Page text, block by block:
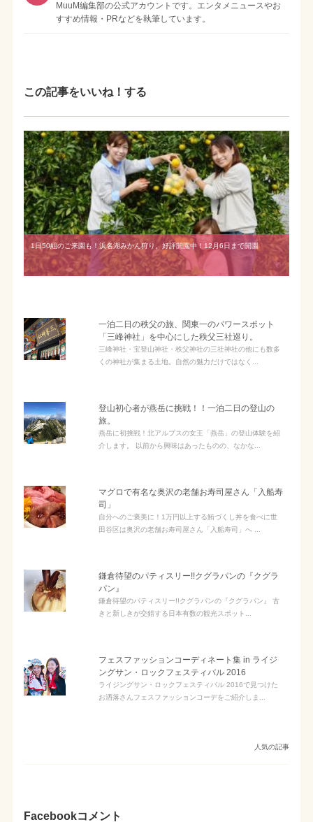
MuuM編集部の公式アカウントです。エンタメニュースやお
すすめ情報・PRなどを執筆しています。
この記事をいいね！する
1日50組のご来園も！浜名湖みかん狩り。好評開園中！12月6日まで開園
一泊二日の秩父の旅、関東一のパワースポット
「三峰神社」を中心にした秩父三社巡り。
三峰神社・宝登山神社・秩父神社の三社神社の他にも数多
くの神社が集まる土地。自然の魅力だけではなく...
登山初心者が燕岳に挑戦！！一泊二日の登山の
旅。
燕岳に初挑戦！北アルプスの女王「燕岳」の登山体験を紹
介します。 以前から興味はあったものの、なかな...
マグロで有名な奥沢の老舗お寿司屋さん「入船寿
司」
自分へのご褒美に！1万円以上する鮪づくし丼を食べに世
田谷区は奥沢の老舗お寿司屋さん「入船寿司」へ ...
鎌倉待望のパティスリー!!クグラパンの『クグラ
パン』
鎌倉待望のパティスリー!!クグラパンの『クグラパン』 古
きと新しきが交錯する日本有数の観光スポット...
フェスファッションコーディネート集 in ライジ
ングサン・ロックフェスティバル 2016
ライジングサン・ロックフェスティバル 2016で見つけた
お洒落さんフェスファッションコーデをご紹介しま...
人気の記事
Facebookコメント